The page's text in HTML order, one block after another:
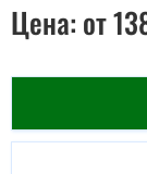
Цена: от